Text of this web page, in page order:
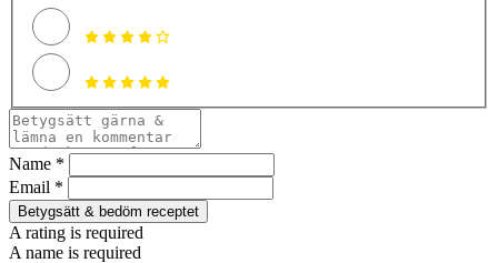
Name *
Email *
Betygsätt & bedöm receptet
A rating is required
A name is required